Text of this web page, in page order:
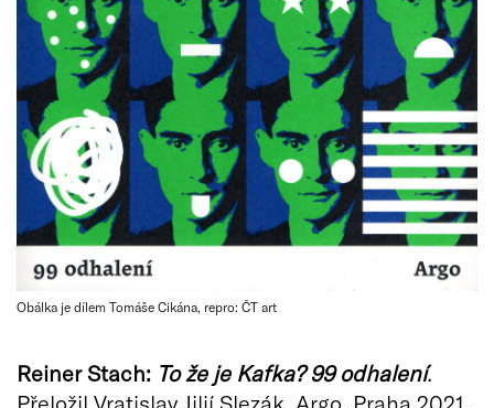
Obálka je dílem Tomáše Cikána, repro: ČT art
Reiner Stach: To že je Kafka? 99 odhalení.
Přeložil Vratislav Jiljí Slezák. Argo, Praha 2021,